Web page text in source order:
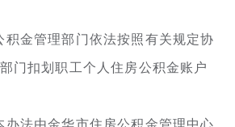
金管理部门依法按照有关规定协
门扣划职工个人住房公积金账户
法由金华市住房公积金管理中心